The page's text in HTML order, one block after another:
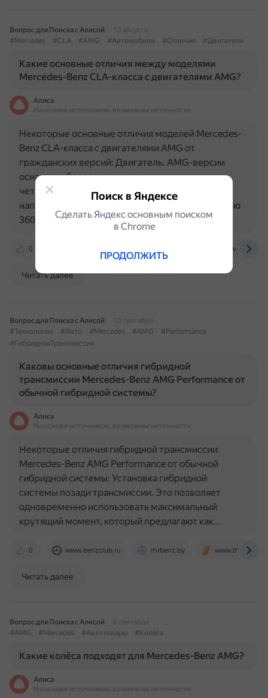
Вопрос для Поиска с Алисой
10 августа
#Mercedes
#CLA #AMG #Автомобили #Отличия #Двигатели
Какие основные отличия между моделями
Mercedes-Benz CLA-класса с двигателями AMG?
Алиса
На основе источников, возможны неточности
0
Некоторые основные отличия моделей Mercedes-
Benz CLA-класса с двигателями AMG от
гражданских версий: Двигатель. AMG-версии
оснащены более мощными
четырёхцилиндровыми турбодвигателями,
например, М133 с объёмом 2 литра и мощностью
360 л. с. и…
Читать далее
Вопрос для Поиска с Алисой
10 сентября
#Технологии
#Авто #Mercedes #AMG
#Performance
#ГибриднаяТрансмиссия
Каковы основные отличия гибридной
трансмиссии Mercedes-Benz AMG Performance от
обычной гибридной системы?
Алиса
На основе источников, возможны неточности
0 www.benzclub.ru mrbenz.by
Некоторые отличия гибридной трансмиссии
Mercedes-Benz AMG Performance от обычной
гибридной системы: Установка гибридной
системы позади трансмиссии. Это позволяет
одновременно использовать максимальный
крутящий момент, который предлагают как…
Читать далее
Вопрос для Поиска с Алисой
6 сентября
#AMG
#Mercedes #Автотовары #Колёса
Какие колёса подходят для Mercedes-Benz AMG?
Алиса
На основе источников, возможны неточности
Поиск в Яндексе
Сделать Яндекс основным поиском
в Сhrome
ПРОДОЛЖИТЬ